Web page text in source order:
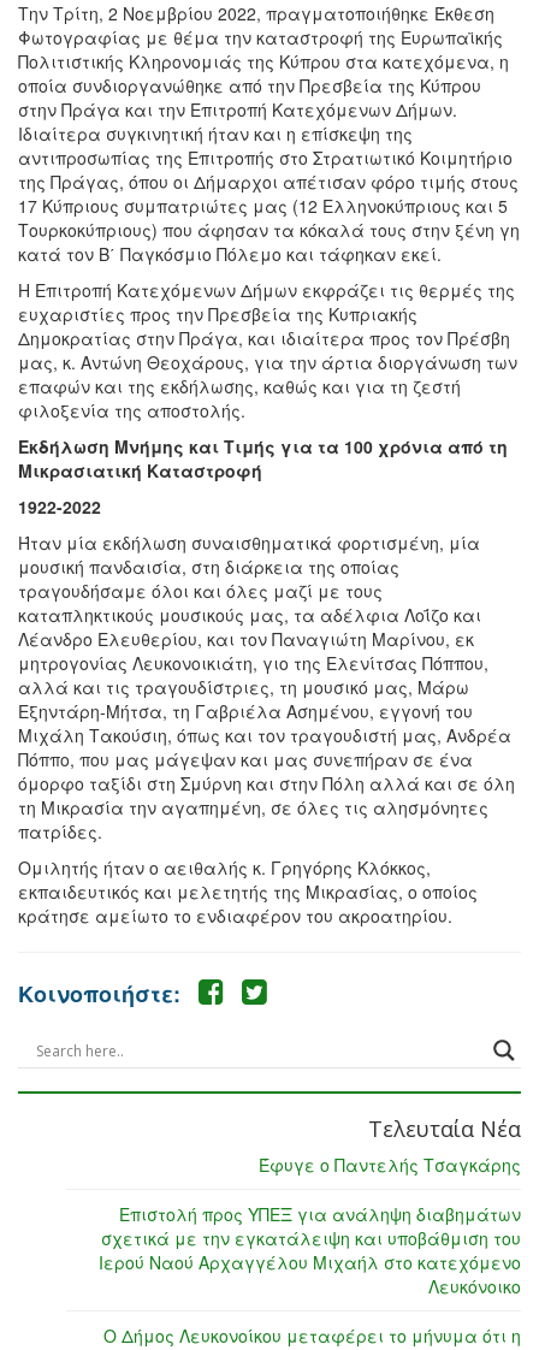
Την Τρίτη, 2 Νοεμβρίου 2022, πραγματοποιήθηκε Έκθεση
Φωτογραφίας με θέμα την καταστροφή της Ευρωπαϊκής
Πολιτιστικής Κληρονομιάς της Κύπρου στα κατεχόμενα, η
οποία συνδιοργανώθηκε από την Πρεσβεία της Κύπρου
στην Πράγα και την Επιτροπή Κατεχόμενων Δήμων.
Ιδιαίτερα συγκινητική ήταν και η επίσκεψη της
αντιπροσωπίας της Επιτροπής στο Στρατιωτικό Κοιμητήριο
της Πράγας, όπου οι Δήμαρχοι απέτισαν φόρο τιμής στους
17 Κύπριους συμπατριώτες μας (12 Ελληνοκύπριους και 5
Τουρκοκύπριους) που άφησαν τα κόκαλά τους στην ξένη γη
κατά τον Β΄ Παγκόσμιο Πόλεμο και τάφηκαν εκεί.
Η Επιτροπή Κατεχόμενων Δήμων εκφράζει τις θερμές της
ευχαριστίες προς την Πρεσβεία της Κυπριακής
Δημοκρατίας στην Πράγα, και ιδιαίτερα προς τον Πρέσβη
μας, κ. Αντώνη Θεοχάρους, για την άρτια διοργάνωση των
επαφών και της εκδήλωσης, καθώς και για τη ζεστή
φιλοξενία της αποστολής.
Εκδήλωση Μνήμης και Τιμής για τα 100 χρόνια από τη
Μικρασιατική Καταστροφή
1922-2022
Ήταν μία εκδήλωση συναισθηματικά φορτισμένη, μία
μουσική πανδαισία, στη διάρκεια της οποίας
τραγουδήσαμε όλοι και όλες μαζί με τους
καταπληκτικούς μουσικούς μας, τα αδέλφια Λοΐζο και
Λέανδρο Ελευθερίου, και τον Παναγιώτη Μαρίνου, εκ
μητρογονίας Λευκονοικιάτη, γιο της Ελενίτσας Πόππου,
αλλά και τις τραγουδίστριες, τη μουσικό μας, Μάρω
Εξηντάρη-Μήτσα, τη Γαβριέλα Ασημένου, εγγονή του
Μιχάλη Τακούσιη, όπως και τον τραγουδιστή μας, Ανδρέα
Πόππο, που μας μάγεψαν και μας συνεπήραν σε ένα
όμορφο ταξίδι στη Σμύρνη και στην Πόλη αλλά και σε όλη
τη Μικρασία την αγαπημένη, σε όλες τις αλησμόνητες
πατρίδες.
Ομιλητής ήταν ο αειθαλής κ. Γρηγόρης Κλόκκος,
εκπαιδευτικός και μελετητής της Μικρασίας, ο οποίος
κράτησε αμείωτο το ενδιαφέρον του ακροατηρίου.
Κοινοποιήστε:
Τελευταία Νέα
Έφυγε ο Παντελής Τσαγκάρης
Επιστολή προς ΥΠΕΞ για ανάληψη διαβημάτων
σχετικά με την εγκατάλειψη και υποβάθμιση του
Ιερού Ναού Αρχαγγέλου Μιχαήλ στο κατεχόμενο
Λευκόνοικο
Ο Δήμος Λευκονοίκου μεταφέρει το μήνυμα ότι η